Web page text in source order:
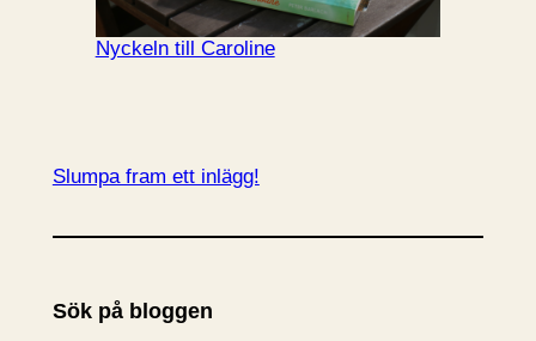
Nyckeln till Caroline
Slumpa fram ett inlägg!
Sök på bloggen